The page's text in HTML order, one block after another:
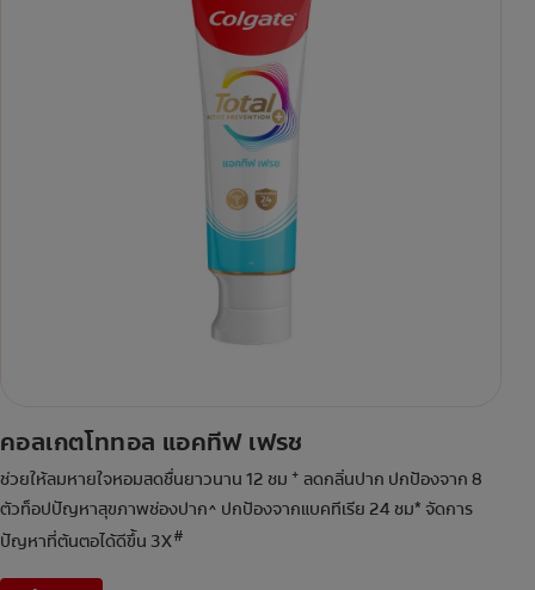
คอลเกตโททอล แอคทีฟ เฟรช
ช่วยให้ลมหายใจหอมสดชื่นยาวนาน 12 ชม + ลดกลิ่นปาก ปกป้องจาก 8
ตัวท็อปปัญหาสุขภาพช่องปาก^ ปกป้องจากแบคทีเรีย 24 ชม* จัดการ
ปัญหาที่ต้นตอได้ดีขึ้น 3X#